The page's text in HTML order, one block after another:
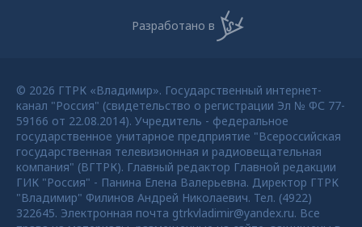
Разработано в
© 2026 ГТРК «Владимир». Государственный интернет-
канал "Россия" (свидетельство о регистрации Эл № ФС 77-
59166 от 22.08.2014). Учредитель - федеральное
государственное унитарное предприятие "Всероссийская
государственная телевизионная и радиовещательная
компания" (ВГТРК). Главный редактор Главной редакции
ГИК "Россия" - Панина Елена Валерьевна. Директор ГТРК
"Владимир" Филинов Андрей Николаевич. Тел. (4922)
322645. Электронная почта gtrkvladimir@yandex.ru. Все